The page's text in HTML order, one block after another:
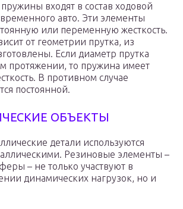
входят в состав ходовой
авто. Эти элементы
или переменную жесткость.
от геометрии прутка, из
Если диаметр прутка
протяжении, то пружина имеет
В противном случае
постоянной.
ОБЪЕКТЫ
детали используются
Резиновые элементы –
– не только участвуют в
динамических нагрузок, но и